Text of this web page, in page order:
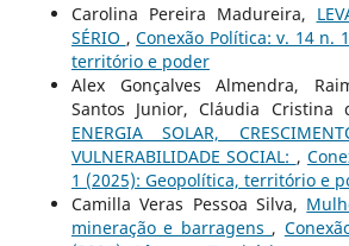
Carolina Pereira Madureira,
SÉRIO ,Conexão Política: v. 14 n.
território e poder
Alex Gonçalves Almendra,
Santos Junior, Cláudia Cristina
ENERGIA SOLAR,
VULNERABILIDADE SOCIAL: ,
1 (2025): Geopolítica, território e
Camilla Veras Pessoa Silva,
mineração e barragens ,